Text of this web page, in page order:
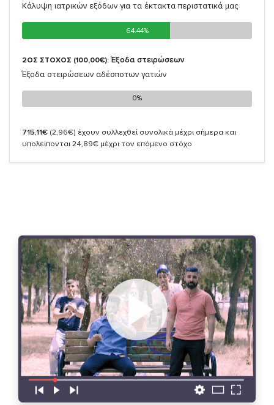
Κάλυψη ιατρικών εξόδων για τα έκτακτα περιστατικά μας
64.44%
64.44%
2ΟΣ ΣΤΟΧΟΣ (100,00€): Έξοδα στειρώσεων
Έξοδα στειρώσεων αδέσποτων γατιών
0%
0%
715,11€ (2,96€) έχουν συλλεχθεί συνολικά μέχρι σήμερα και
υπολείπονται 24,89€ μέχρι τον επόμενο στόχο